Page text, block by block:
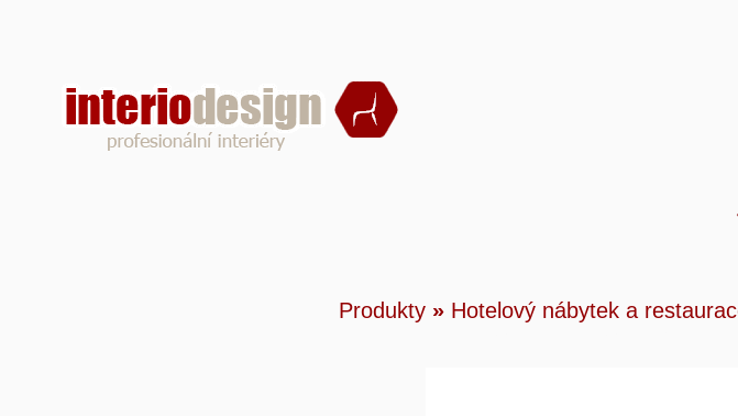
Produkty » Hotelový nábytek a
Produkty » Hotelový nábytek
Lůžko s nočními stolky